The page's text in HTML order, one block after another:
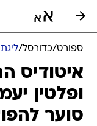
ספורט/כדורסל/
איטודיס
ופלטין
סוער